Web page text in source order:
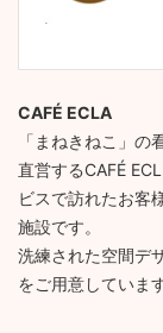
CAFÉ ECLA
「まねきねこ」
直営するCAFÉ
ビスで訪れたお客
施設です。
洗練された空間デ
をご用意しています